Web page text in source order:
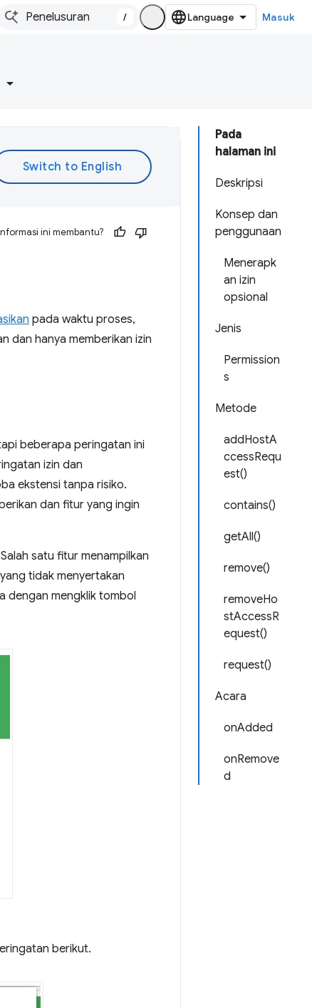
/ Masuk
Pada
halaman ini
Deskripsi
Konsep dan
penggunaan
Menerapk
an izin
opsional
Jenis
Permission
s
Metode
addHostA
ccessRequ
est()
contains()
getAll()
remove()
removeHo
stAccessR
equest()
request()
Acara
onAdded
onRemove
d
ini membantu?
pada waktu proses,
dan hanya memberikan izin
beberapa peringatan ini
izin dan
ekstensi tanpa risiko.
dan fitur yang ingin
satu fitur menampilkan
tidak menyertakan
dengan mengklik tombol
berikut.